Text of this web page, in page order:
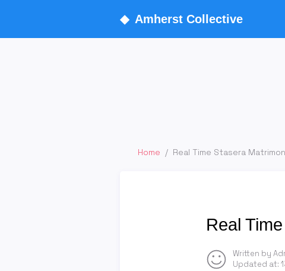
◆ Amherst Collective
Home / Real Time Stasera
Real
Written by
Updated at: